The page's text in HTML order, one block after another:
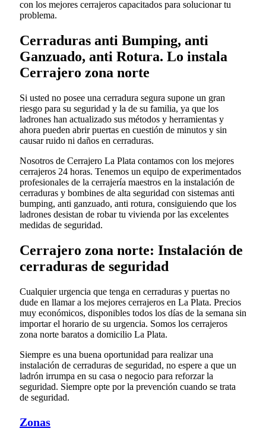
con los mejores cerrajeros capacitados para solucionar tu
problema.
Cerraduras anti Bumping, anti
Ganzuado, anti Rotura. Lo instala
Cerrajero zona norte
Si usted no posee una cerradura segura supone un gran
riesgo para su seguridad y la de su familia, ya que los
ladrones han actualizado sus métodos y herramientas y
ahora pueden abrir puertas en cuestión de minutos y sin
causar ruido ni daños en cerraduras.
Nosotros de Cerrajero La Plata contamos con los mejores
cerrajeros 24 horas. Tenemos un equipo de experimentados
profesionales de la cerrajería maestros en la instalación de
cerraduras y bombines de alta seguridad con sistemas anti
bumping, anti ganzuado, anti rotura, consiguiendo que los
ladrones desistan de robar tu vivienda por las excelentes
medidas de seguridad.
Cerrajero zona norte: Instalación de
cerraduras de seguridad
Cualquier urgencia que tenga en cerraduras y puertas no
dude en llamar a los mejores cerrajeros en La Plata. Precios
muy económicos, disponibles todos los días de la semana sin
importar el horario de su urgencia. Somos los cerrajeros
zona norte baratos a domicilio La Plata.
Siempre es una buena oportunidad para realizar una
instalación de cerraduras de seguridad, no espere a que un
ladrón irrumpa en su casa o negocio para reforzar la
seguridad. Siempre opte por la prevención cuando se trata
de seguridad.
Zonas